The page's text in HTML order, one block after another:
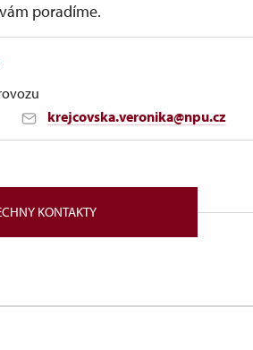
poradíme.
krejcovska.veronika@npu.cz
KONTAKTY